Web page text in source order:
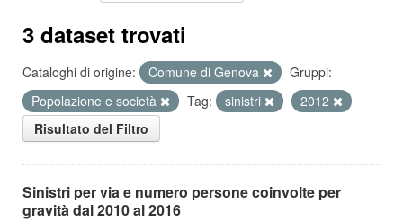
3 dataset trovati
Cataloghi di origine: Comune di Genova
Gruppi:
Popolazione e società
Tag: sinistri
2012
Risultato del Filtro
Sinistri per via e numero persone coinvolte per
gravità dal 2010 al 2016